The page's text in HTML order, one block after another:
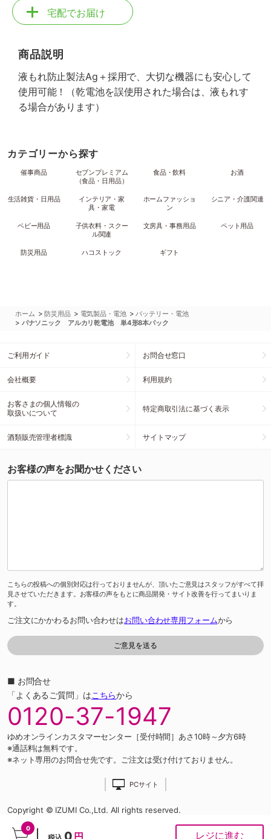
0
0 円 レジに進む
宅配でお届け
商品説明
液もれ防止製法Ag＋採用で、大切な機器にも安心して
使用可能！（乾電池を誤使用された場合は、液もれす
る場合があります）
カテゴリーから探す
催事商品
セブンプレミアム
（食品・日用品）
食品・飲料 お酒
生活雑貨・日用品
インテリア・家
具・家電
ホームファッショ
ン
シニア・介護関連
ベビー用品
子供衣料・スクー
ル関連
文房具・事務用品 ペット用品
防災用品 ハコストック ギフト
ホーム >防災用品 > 電気製品・電池 >バッテリー・電池
> パナソニック アルカリ乾電池 単4形8本パック
ご利用ガイド お問合せ窓口
会社概要 利用規約
お客さまの個人情報の
取扱いについて
特定商取引法に基づく表示
酒類販売管理者標識 サイトマップ
お客様の声をお聞かせください
こちらの投稿への個別対応は行っておりませんが、頂いたご意見はスタッフがすべて拝
見させていただきます。お客様の声をもとに商品開発・サイト改善を行ってまいりま
す。
ご注文にかかわるお問い合わせはお問い合わせ専用フォームから
■ お問合せ
「よくあるご質問」はこちらから
0120-37-1947
ゆめオンラインカスタマーセンター［受付時間］あさ10時～夕方6時
※通話料は無料です。
※ネット専用のお問合せ先です。ご注文は受け付けておりません。
PCサイト
Copyright © IZUMI Co.,Ltd. All rights reserved.